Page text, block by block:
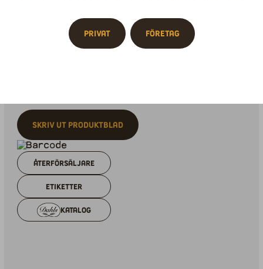
Näringsinnehåll
Skriv ut produktblad
Återförsäljare
Etiketter
Katalog
Privat Företag